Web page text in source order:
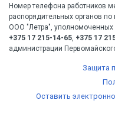
Номер телефона работников
распорядительных органов по
ООО "Летра", уполномоченных
+375 17 215-14-65 +375 17
администрации
Защита
Оставить